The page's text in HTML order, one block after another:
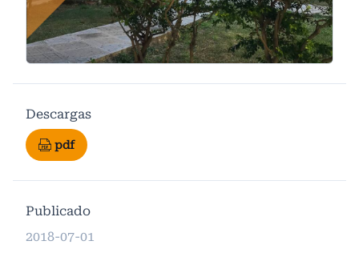
Descargas
pdf
Publicado
2018-07-01